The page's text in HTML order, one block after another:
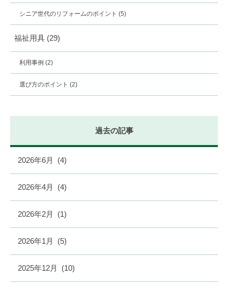
シニア世代のリフォームのポイント (5)
福祉用具 (29)
利用事例 (2)
選び方のポイント (2)
過去の記事
2026年6月 (4)
2026年4月 (4)
2026年2月 (1)
2026年1月 (5)
2025年12月 (10)